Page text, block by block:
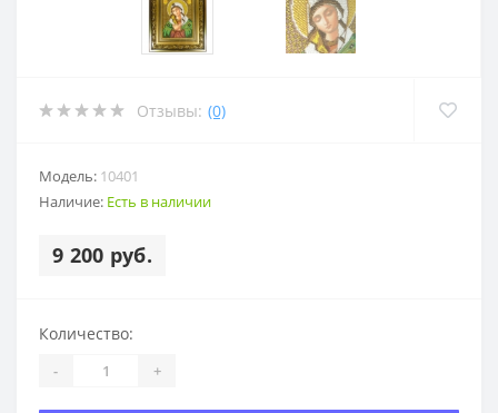
Отзывы: (0)
Модель: 10401
Наличие: Есть в наличии
9 200 руб.
Количество:
- +